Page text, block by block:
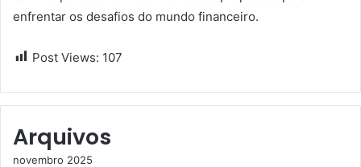
enfrentar os desafios do mundo financeiro.
Post Views: 107
Arquivos
novembro 2025